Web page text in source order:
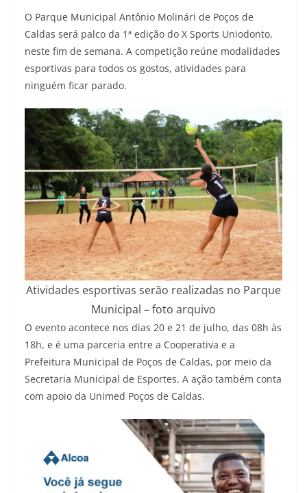
O Parque Municipal Antônio Molinári de Poços de
Caldas será palco da 1ª edição do X Sports Uniodonto,
neste fim de semana. A competição reúne modalidades
esportivas para todos os gostos, atividades para
ninguém ficar parado.
Atividades esportivas serão realizadas no Parque
Municipal – foto arquivo
O evento acontece nos dias 20 e 21 de julho, das 08h às
18h, e é uma parceria entre a Cooperativa e a
Prefeitura Municipal de Poços de Caldas, por meio da
Secretaria Municipal de Esportes. A ação também conta
com apoio da Unimed Poços de Caldas.